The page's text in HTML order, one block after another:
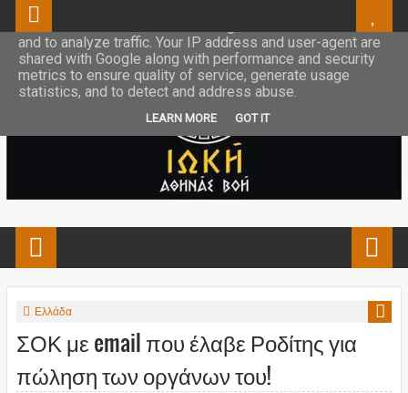
Ελλάδα
ΣΟΚ με email που έλαβε Ροδίτης για
πώληση των οργάνων του!
This site uses cookies from Google to deliver its services
and to analyze traffic. Your IP address and user-agent are
shared with Google along with performance and security
metrics to ensure quality of service, generate usage
statistics, and to detect and address abuse.
LEARN MORE GOT IT